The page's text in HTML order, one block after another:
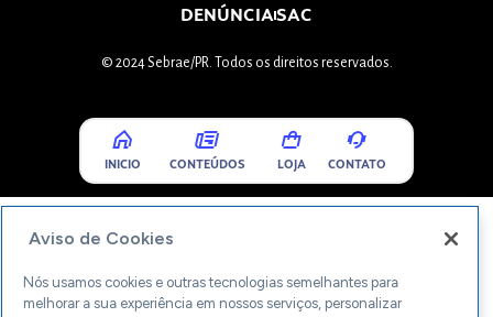
DENÚNCIASAC
© 2024 Sebrae/PR. Todos os direitos reservados.
INICIO CONTEÚDOS LOJA CONTATO
Aviso de Cookies
Nós usamos cookies e outras tecnologias semelhantes para
melhorar a sua experiência em nossos serviços, personalizar